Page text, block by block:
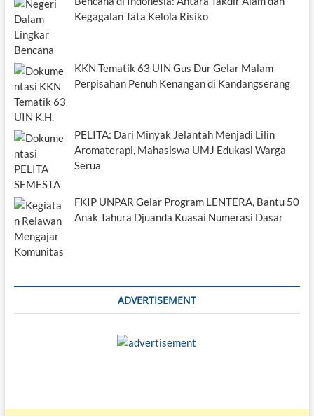
Kegagalan Tata Kelola Risiko
KKN Tematik 63 UIN Gus Dur Gelar Malam
Perpisahan Penuh Kenangan di Kandangserang
PELITA: Dari Minyak Jelantah Menjadi Lilin
Aromaterapi, Mahasiswa UMJ Edukasi Warga
Serua
FKIP UNPAR Gelar Program LENTERA, Bantu 50
Anak Tahura Djuanda Kuasai Numerasi Dasar
ADVERTISEMENT